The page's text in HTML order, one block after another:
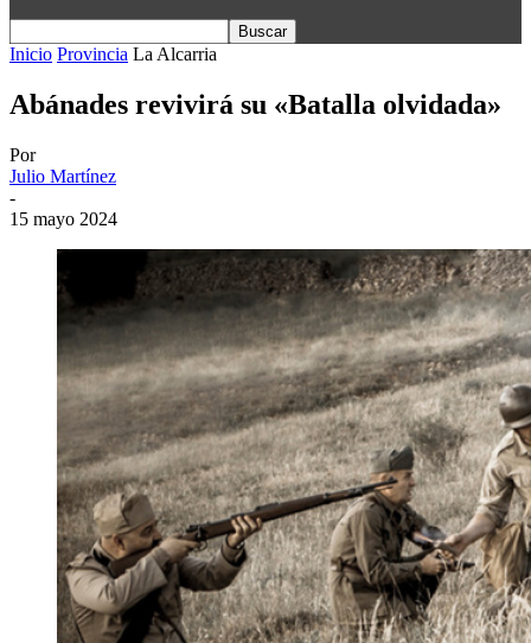
Inicio Provincia La Alcarria
Abánades revivirá su «Batalla olvidada»
Por
Julio Martínez
-
15 mayo 2024